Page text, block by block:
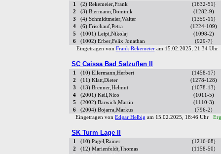
1 (2) Rekemeier,Frank
(1632-51)
2
(3) Biermann,Dominik
(1282-9)
3
(4) Schmidtmeier,Walter
(1359-11)
4
(6) Frischauf,Petra
(1224-109)
5
(1001) Leipi,Nikolaj
(1098-2)
6
(1002) Erber,Felix Jonathan
(929-7)
Eingetragen von Frank Rekemeieram 15.02.2025, 21:34
SC Caissa Bad Salzuflen II
1 (10) Ellermann,Herbert
(1458-17)
2
(11) Klatt,Dieter
(1278-128)
3
(13) Brenner,Helmut
(1078-13)
4
(2001) Keil,Nico
(1011-5)
5
(2002) Barwich,Martin
(1110-3)
6
(2004) Bojarra,Markus
(796-2)
Eingetragen von Edgar Helbig am 15.02.2025, 18:46 Uhr
SK Turm Lage II
1 (10) Pagel,Rainer
(1216-68)
2
(12) Marienfeldt,Thomas
(1158-50)